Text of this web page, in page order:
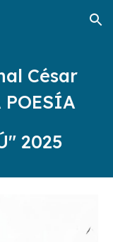
Skip to navigation
César
POESÍA
2025